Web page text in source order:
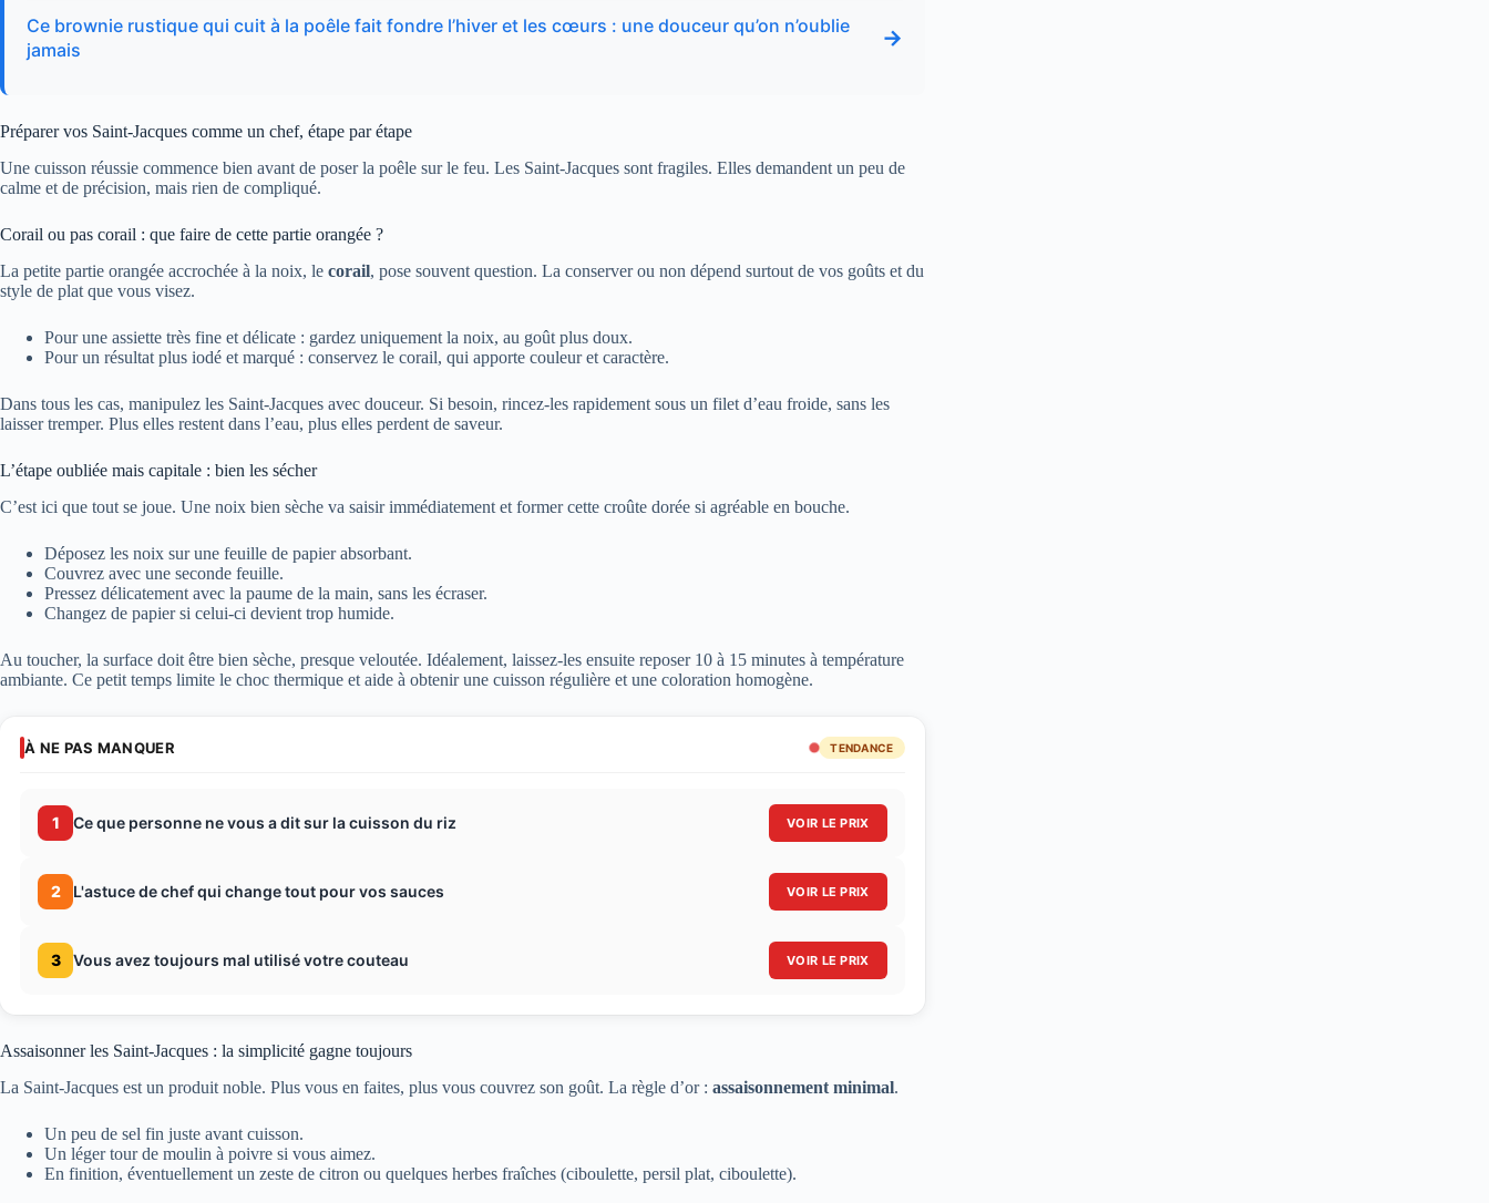
Ce brownie rustique qui cuit à la poêle fait fondre l’hiver et les cœurs : une douceur qu’on n’oublie
jamais
→
Préparer vos Saint-Jacques comme un chef, étape par étape
Une cuisson réussie commence bien avant de poser la poêle sur le feu. Les Saint-Jacques sont fragiles. Elles demandent un peu de
calme et de précision, mais rien de compliqué.
Corail ou pas corail : que faire de cette partie orangée ?
La petite partie orangée accrochée à la noix, le corail, pose souvent question. La conserver ou non dépend surtout de vos goûts et du
style de plat que vous visez.
Pour une assiette très fine et délicate : gardez uniquement la noix, au goût plus doux.
Pour un résultat plus iodé et marqué : conservez le corail, qui apporte couleur et caractère.
Dans tous les cas, manipulez les Saint-Jacques avec douceur. Si besoin, rincez-les rapidement sous un filet d’eau froide, sans les
laisser tremper. Plus elles restent dans l’eau, plus elles perdent de saveur.
L’étape oubliée mais capitale : bien les sécher
C’est ici que tout se joue. Une noix bien sèche va saisir immédiatement et former cette croûte dorée si agréable en bouche.
Déposez les noix sur une feuille de papier absorbant.
Couvrez avec une seconde feuille.
Pressez délicatement avec la paume de la main, sans les écraser.
Changez de papier si celui-ci devient trop humide.
Au toucher, la surface doit être bien sèche, presque veloutée. Idéalement, laissez-les ensuite reposer 10 à 15 minutes à température
ambiante. Ce petit temps limite le choc thermique et aide à obtenir une cuisson régulière et une coloration homogène.
À NE PAS MANQUER TENDANCE
1 Ce que personne ne vous a dit sur la cuisson du riz VOIR LE PRIX
2 L'astuce de chef qui change tout pour vos sauces VOIR LE PRIX
3 Vous avez toujours mal utilisé votre couteau VOIR LE PRIX
Assaisonner les Saint-Jacques : la simplicité gagne toujours
La Saint-Jacques est un produit noble. Plus vous en faites, plus vous couvrez son goût. La règle d’or : assaisonnement minimal.
Un peu de sel fin juste avant cuisson.
Un léger tour de moulin à poivre si vous aimez.
En finition, éventuellement un zeste de citron ou quelques herbes fraîches (ciboulette, persil plat, ciboulette).